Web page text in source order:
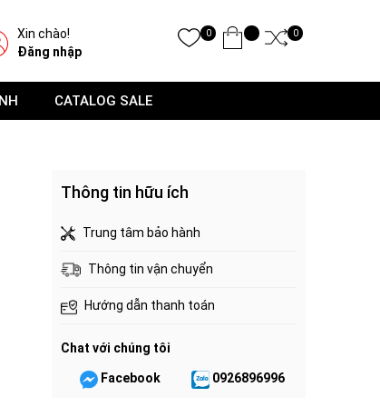
Xin chào!
Đăng nhập
0 0
CATALOG SALE
Thông tin hữu ích
Trung tâm bảo hành
Thông tin vận chuyển
Hướng dẫn thanh toán
Chat với chúng tôi
Facebook 0926896996